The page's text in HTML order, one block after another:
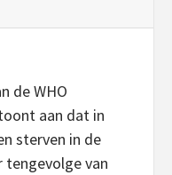
de WHO
aan dat in
sterven in de
tengevolge van